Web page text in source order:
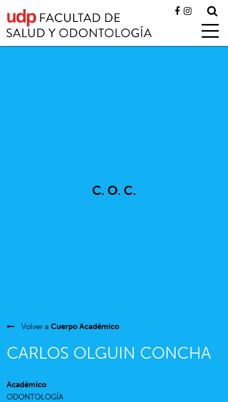
C. O. C.
Volver aCuerpo Académico
CARLOS OLGUIN CONCHA
Académico
ODONTOLOGÍA